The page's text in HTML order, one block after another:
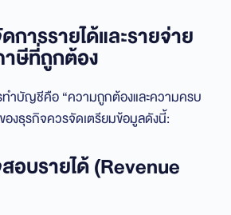
การรายได้และรายจ่าย
ษีที่ถูกต้อง
ำบัญชีคือ “ความถูกต้องและความครบ
องธุรกิจควรจัดเตรียมข้อมูลดังนี้:
อบรายได้ (Revenue